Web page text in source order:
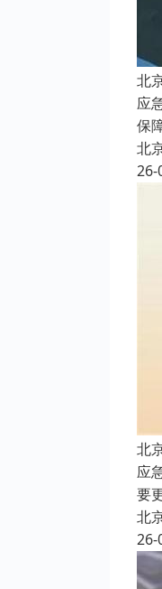
北
应
保
北
26-
北
应
要
北
26-